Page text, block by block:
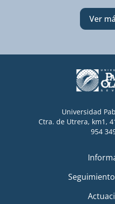
Ver
Universidad
Ctra. de Utrera, km1,
954